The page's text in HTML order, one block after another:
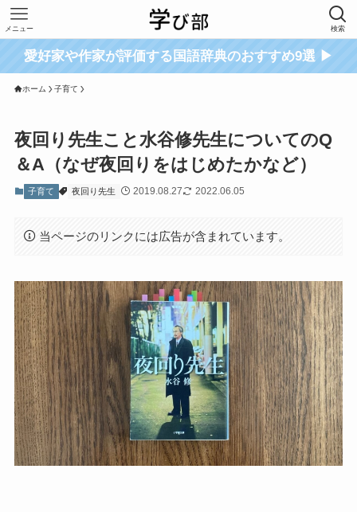
検索
メニュー
愛好家や作家が評価する国語辞典のおすすめ9選 ▶
ホーム 子育て
夜回り先生こと水谷修先生についてのQ
＆A（なぜ夜回りをはじめたかなど）
子育て 夜回り先生 2019.08.27 2022.06.05
当ページのリンクには広告が含まれています。